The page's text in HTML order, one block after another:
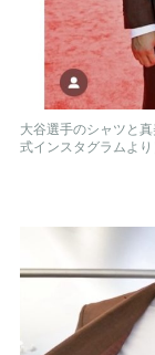
大谷選手のシャツと
式インスタグラムより